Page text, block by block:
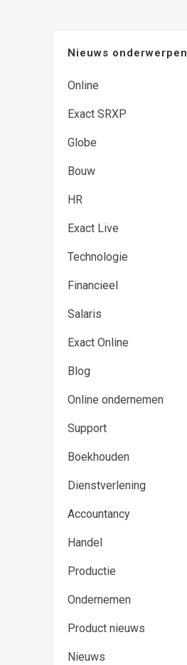
Nieuws onderwerpen
Online
Exact SRXP
Globe
Bouw
HR
Exact Live
Technologie
Financieel
Salaris
Exact Online
Blog
Online ondernemen
Support
Boekhouden
Dienstverlening
Accountancy
Handel
Productie
Ondernemen
Product nieuws
Nieuws